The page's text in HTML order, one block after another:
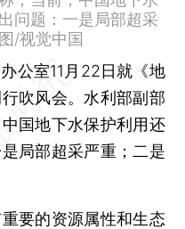
问题：一是局部超采
/视觉中国
公室11月22日就《地
吹风会。水利部副部
国地下水保护利用还
局部超采严重；二是
要的资源属性和生态